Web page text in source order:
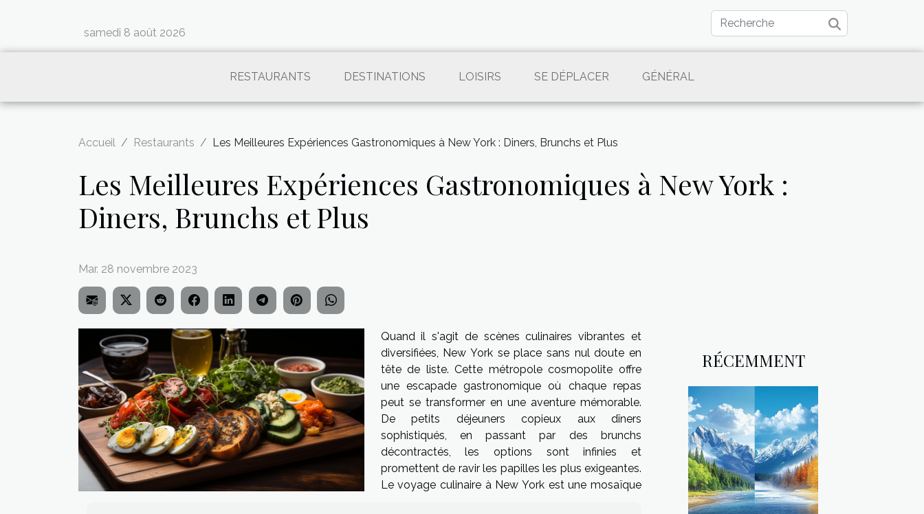
samedi 8 août 2026
RESTAURANTS DESTINATIONS LOISIRS SE DÉPLACER GÉNÉRAL
Accueil Restaurants Les Meilleures Expériences Gastronomiques à New York : Diners, Brunchs et Plus
Les Meilleures Expériences Gastronomiques à New York :
Diners, Brunchs et Plus
Mar. 28 novembre 2023
Quand il s'agit de scènes culinaires vibrantes et
diversifiées, New York se place sans nul doute en
tête de liste. Cette métropole cosmopolite offre
une escapade gastronomique où chaque repas
peut se transformer en une aventure mémorable.
De petits déjeuners copieux aux dîners
sophistiqués, en passant par des brunchs
décontractés, les options sont infinies et
promettent de ravir les papilles les plus exigeantes.
Le voyage culinaire à New York est une mosaïque
RÉCEMMENT